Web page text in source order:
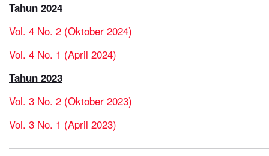
Tahun 2024
Vol. 4 No. 2 (Oktober 2024)
Vol. 4 No. 1 (April 2024)
Tahun 2023
Vol. 3 No. 2 (Oktober 2023)
Vol. 3 No. 1 (April 2023)